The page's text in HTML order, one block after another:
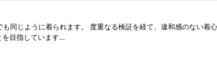
同じように着られます。 度重なる検証を経て、違和感のない
を目指しています…